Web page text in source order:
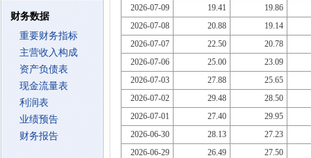
财务数据
重要财务指标
主营收入构成
资产负债表
现金流量表
利润表
业绩预告
财务报告
2026-07-09
19.41
19.86
2026-07-08
20.88
19.14
2026-07-07
22.50
20.78
2026-07-06
25.00
23.09
2026-07-03
27.88
25.65
2026-07-02
29.48
28.50
2026-07-01
27.40
29.95
2026-06-30
28.13
27.23
2026-06-29
26.49
27.50